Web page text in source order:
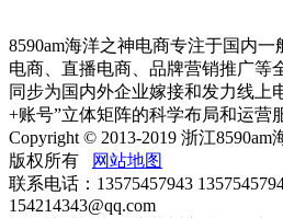
8590am海洋之神电商专注于国内
电商、直播电商、品牌营销推广等
同步为国内外企业嫁接和发力线上
+账号”立体矩阵的科学布局和运营
Copyright © 2013-2019 浙江
版权所有
网站地图
联系电话：13575457943
154214343@qq.com